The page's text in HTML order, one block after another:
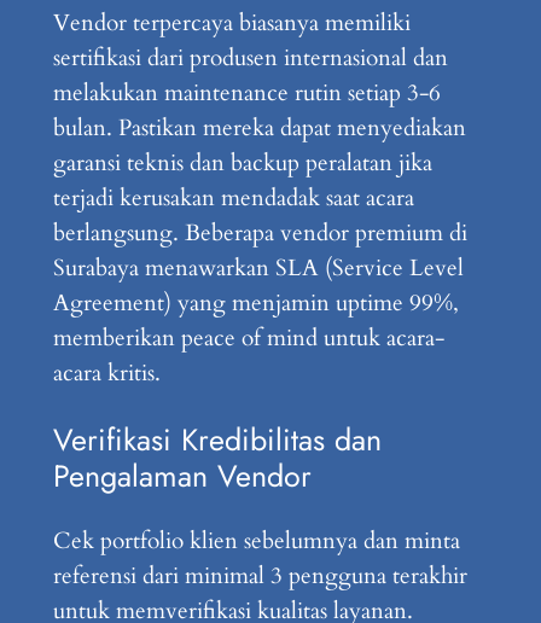
Vendor terpercaya biasanya memiliki
sertifikasi dari produsen internasional dan
melakukan maintenance rutin setiap 3-6
bulan. Pastikan mereka dapat menyediakan
garansi teknis dan backup peralatan jika
terjadi kerusakan mendadak saat acara
berlangsung. Beberapa vendor premium di
Surabaya menawarkan SLA (Service Level
Agreement) yang menjamin uptime 99%,
memberikan peace of mind untuk acara-
acara kritis.
Verifikasi Kredibilitas dan
Pengalaman Vendor
Cek portfolio klien sebelumnya dan minta
referensi dari minimal 3 pengguna terakhir
untuk memverifikasi kualitas layanan.